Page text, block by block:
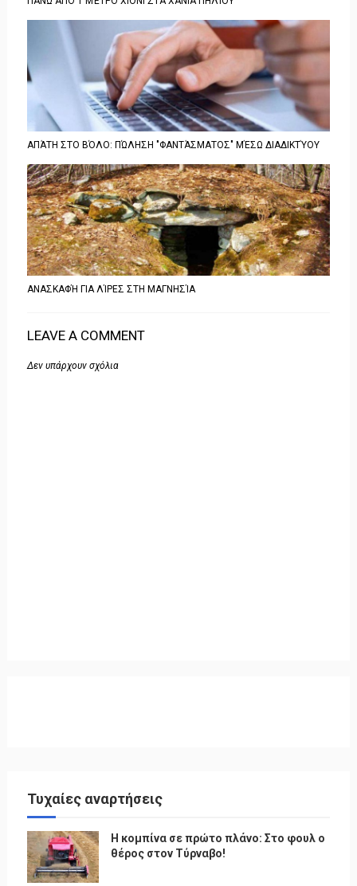
ΑΠΆΤΗ ΣΤΟ ΒΌΛΟ: ΠΏΛΗΣΗ "ΦΑΝΤΆΣΜΑΤΟΣ" ΜΈΣΩ ΔΙΑΔΙΚΤΎΟΥ
ΑΝΑΣΚΑΦΉ ΓΙΑ ΛΊΡΕΣ ΣΤΗ ΜΑΓΝΗΣΊΑ
LEAVE A COMMENT
Δεν υπάρχουν σχόλια
Τυχαίες αναρτήσεις
Η κομπίνα σε πρώτο πλάνο: Στο φουλ ο
θέρος στον Τύρναβο!